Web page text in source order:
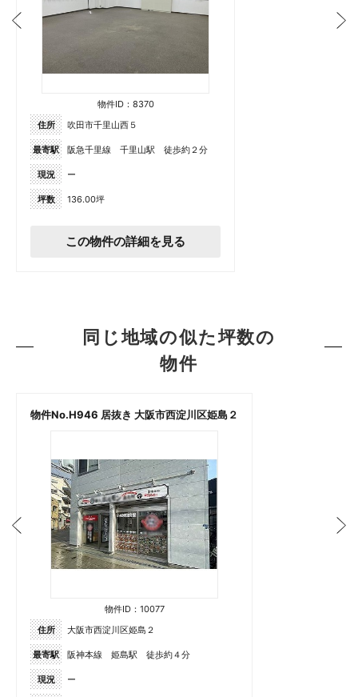
物件ID：8370
住所
吹田市千里山西５
最寄駅 阪急千里線 千里山駅 徒歩約２分
現況 ー
坪数 136.00坪
この物件の詳細を見る
同じ地域の似た坪数の
物件
物件No.H946 居抜き 大阪市西淀川区姫島２
物件ID：10077
住所
大阪市西淀川区姫島２
最寄駅 阪神本線 姫島駅 徒歩約４分
現況 ー